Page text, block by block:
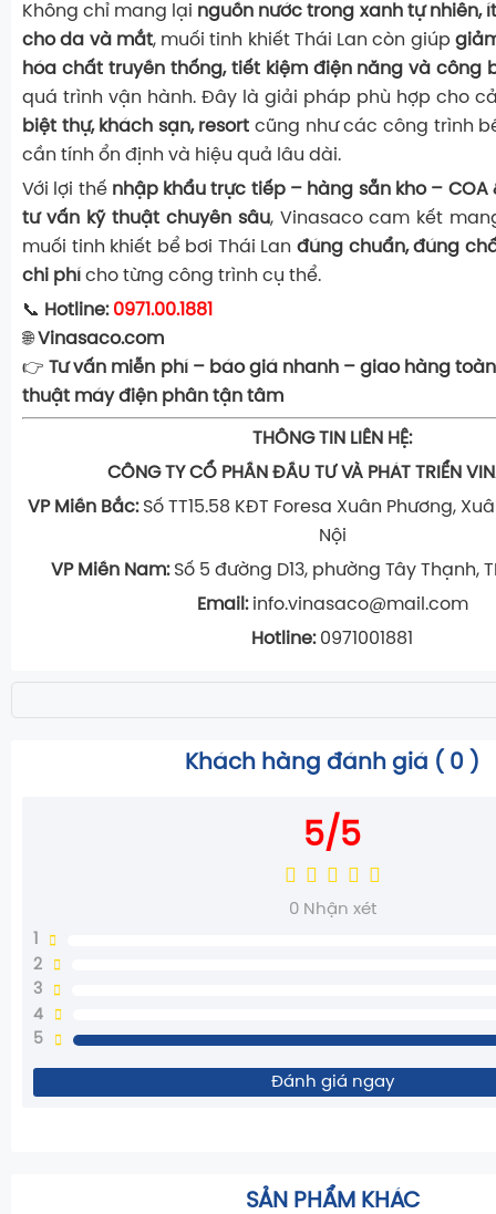
Không chỉ mang lại nguồn nước trong xanh tự nhiên,
cho da và mắt, muối tinh khiết Thái Lan còn giúp
hóa chất truyền thống, tiết kiệm điện năng và công
quá trình vận hành. Đây là giải pháp phù hợp cho
biệt thự, khách sạn, resort cũng như các công trình
cần tính ổn định và hiệu quả lâu dài.
Với lợi thế nhập khẩu trực tiếp – hàng sẵn kho – COA
tư vấn kỹ thuật chuyên sâu, Vinasaco cam kết
muối tinh khiết bể bơi Thái Lan đúng chuẩn, đúng
chi phí cho từng công trình cụ thể.
📞 Hotline: 0971.00.1881
🌐Vinasaco.com
👉Tư vấn miễn phí – báo giá nhanh – giao hàng
thuật máy điện phân tận tâm
THÔNG TIN LIÊN HỆ:
CÔNG TY CỔ PHẦN ĐẦU TƯ VÀ PHÁT TRIỂN
VP Miền Bắc: Số TT15.58 KĐT Foresa Xuân Phương,
Nội
VP Miền Nam:Số 5 đường D13, phường Tây Thạnh,
Email: info.vinasaco@mail.com
Hotline:0971001881
Khách hàng đánh giá ( 0 )
5/5
0 Nhận xét
1
2
3
4
5
Đánh giá ngay
SẢN PHẨM KHÁC